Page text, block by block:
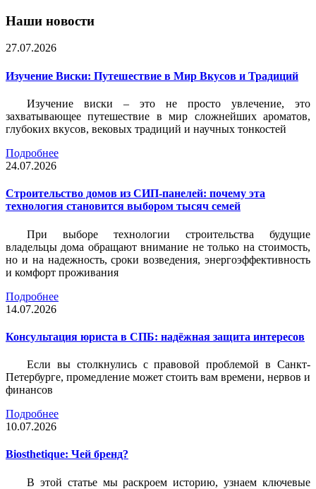
Наши новости
27.07.2026
Изучение Виски: Путешествие в Мир Вкусов и Традиций
Изучение виски – это не просто увлечение, это
захватывающее путешествие в мир сложнейших ароматов,
глубоких вкусов, вековых традиций и научных тонкостей
Подробнее
24.07.2026
Строительство домов из СИП-панелей: почему эта
технология становится выбором тысяч семей
При выборе технологии строительства будущие
владельцы дома обращают внимание не только на стоимость,
но и на надежность, сроки возведения, энергоэффективность
и комфорт проживания
Подробнее
14.07.2026
Консультация юриста в СПБ: надёжная защита интересов
Если вы столкнулись с правовой проблемой в Санкт-
Петербурге, промедление может стоить вам времени, нервов и
финансов
Подробнее
10.07.2026
Biosthetique: Чей бренд?
В этой статье мы раскроем историю, узнаем ключевые